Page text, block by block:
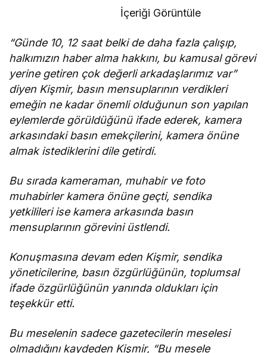
İçeriği Görüntüle
“Günde 10, 12 saat belki de daha fazla çalışıp,
halkımızın haber alma hakkını, bu kamusal görevi
yerine getiren çok değerli arkadaşlarımız var”
diyen Kişmir, basın mensuplarının verdikleri
emeğin ne kadar önemli olduğunun son yapılan
eylemlerde görüldüğünü ifade ederek, kamera
arkasındaki basın emekçilerini, kamera önüne
almak istediklerini dile getirdi.
Bu sırada kameraman, muhabir ve foto
muhabirler kamera önüne geçti, sendika
yetkilileri ise kamera arkasında basın
mensuplarının görevini üstlendi.
Konuşmasına devam eden Kişmir, sendika
yöneticilerine, basın özgürlüğünün, toplumsal
ifade özgürlüğünün yanında oldukları için
teşekkür etti.
Bu meselenin sadece gazetecilerin meselesi
olmadığını kaydeden Kişmir, “Bu mesele